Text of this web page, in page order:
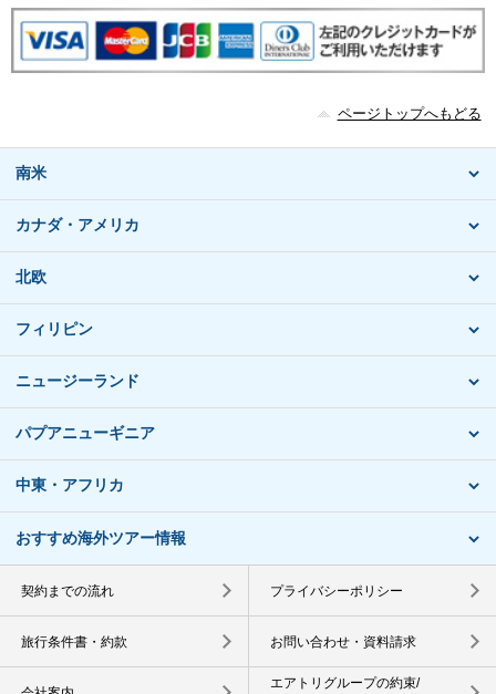
ページトップへもどる
南米
カナダ・アメリカ
北欧
フィリピン
ニュージーランド
パプアニューギニア
中東・アフリカ
おすすめ海外ツアー情報
契約までの流れ プライバシーポリシー
旅行条件書・約款 お問い合わせ・資料請求
エアトリグループの約束/